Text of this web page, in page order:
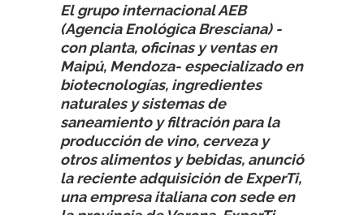
El grupo internacional AEB
(Agencia Enológica Bresciana) -
con planta, oficinas y ventas en
Maipú, Mendoza- especializado en
biotecnologías, ingredientes
naturales y sistemas de
saneamiento y filtración para la
producción de vino, cerveza y
otros alimentos y bebidas, anunció
la reciente adquisición de ExperTi,
una empresa italiana con sede en